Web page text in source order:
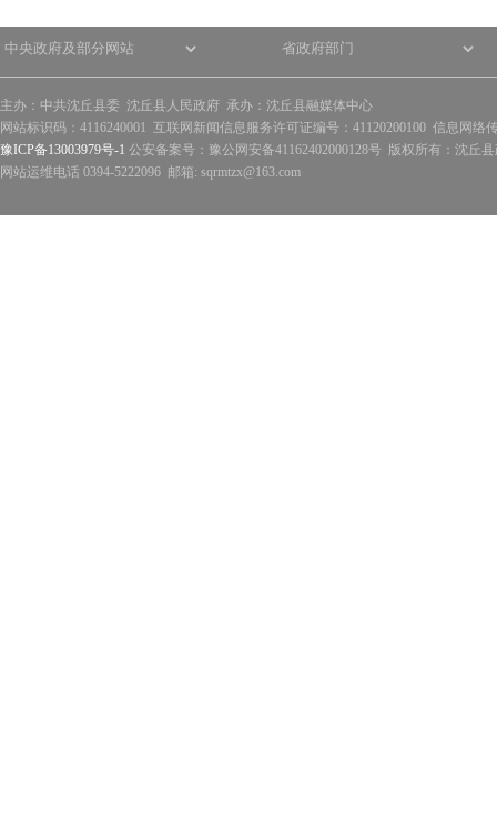
主办：中共沈丘县委 沈丘县人民政府 承办：沈丘县融媒体中心
网站标识码：4116240001 互联网新闻信息服务许可证编号：41120200100 信息网络
豫ICP备13003979号-1 公安备案号：豫公网安备41162402000128号 版权所有：沈丘
网站运维电话 0394-5222096 邮箱: sqrmtzx@163.com